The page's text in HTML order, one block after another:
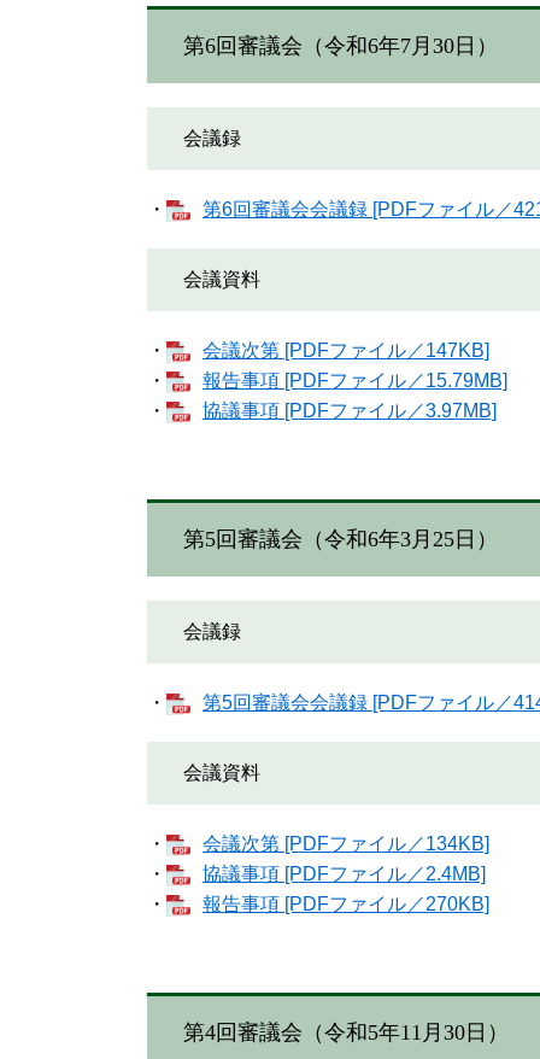
第6回審議会（令和6年7月30日）
会議録
・ 第6回審議会会議録 [PDFファイル／
会議資料
・
会議次第 [PDFファイル／147KB]
・
報告事項 [PDFファイル／15.79MB]
・
協議事項 [PDFファイル／3.97MB]
第5回審議会（令和6年3月25日）
会議録
・ 第5回審議会会議録 [PDFファイル／
会議資料
・
会議次第 [PDFファイル／134KB]
・
協議事項 [PDFファイル／2.4MB]
・
報告事項 [PDFファイル／270KB]
第4回審議会（令和5年11月30日）